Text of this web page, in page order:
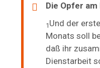
Die Opfer
1 Und der
Monats soll
daß ihr
Dienstarbeit